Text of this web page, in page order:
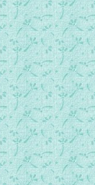
全力的爱你.mp3